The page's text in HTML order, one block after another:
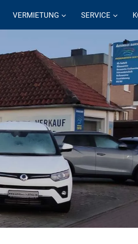
VERMIETUNG SERVICE